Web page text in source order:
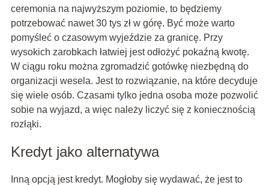
ceremonia na najwyższym poziomie, to będziemy
potrzebować nawet 30 tys zł w górę. Być może warto
pomyśleć o czasowym wyjeździe za granicę. Przy
wysokich zarobkach łatwiej jest odłożyć pokaźną kwotę.
W ciągu roku można zgromadzić gotówkę niezbędną do
organizacji wesela. Jest to rozwiązanie, na które decyduje
się wiele osób. Czasami tylko jedna osoba może pozwolić
sobie na wyjazd, a więc należy liczyć się z koniecznością
rozłąki.
Kredyt jako alternatywa
Inną opcją jest kredyt. Mogłoby się wydawać, że jest to